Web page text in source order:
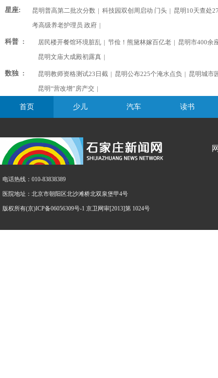
星座: 昆明普高第二批次分数 | 科技园双创周启动 门头 | 昆明10天查处
考高级养老护理员 政府 |
科普 : 居民楼开餐馆环境脏乱 | 节俭！熊黛林嫁百亿老 | 昆明市400余
昆明文庙大成殿初露真 |
数独 : 昆明教师资格测试23日截 | 昆明公布225个淹水点负 | 昆明城市
昆明“营改增”房产交 |
首页 少儿 汽车 读书
电话热线：010-83838389
医院地址：北京市朝阳区北沙滩桥北双泉堡甲4号
版权所有(京)ICP备06056309号-1 京卫网审[2013]第 1024号